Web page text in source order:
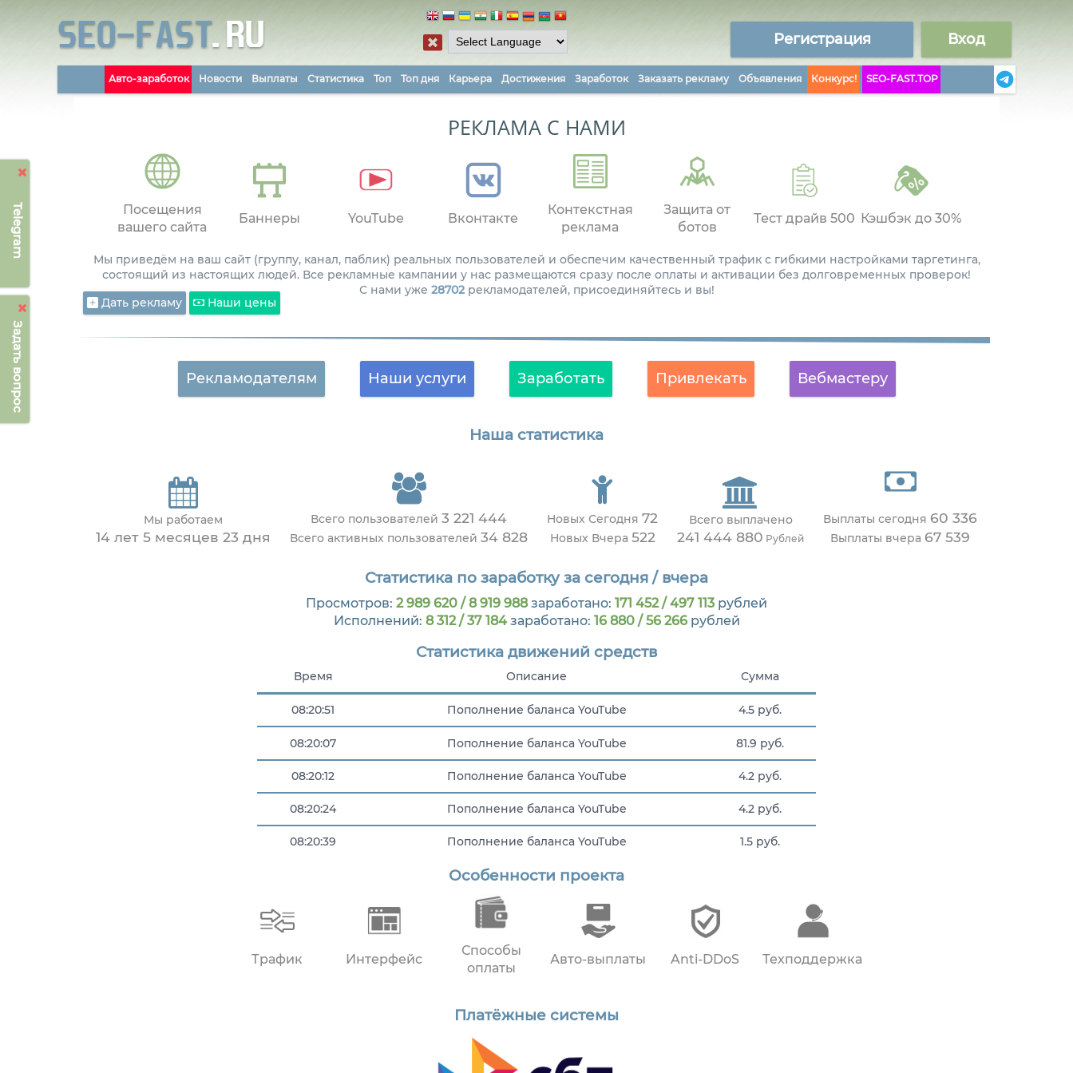
Telegram
Задать вопрос
Регистрация Вход
Авто-заработок Новости Выплаты Статистика Топ Топ дня Карьера Достижения Заработок Заказать рекламу Объявления Конкурс! SEO-FAST.TOP
РЕКЛАМА С НАМИ
Посещения
вашего сайта
Баннеры YouTube Вконтакте
Контекстная
реклама
Защита от
ботов
Тест драйв 500 Кэшбэк до 30%
Мы приведём на ваш сайт (группу, канал, паблик) реальных пользователей и обеспечим качественный трафик с гибкими настройками таргетинга,
состоящий из настоящих людей. Все рекламные кампании у нас размещаются сразу после оплаты и активации без долговременных проверок!
С нами уже 28702рекламодателей, присоединяйтесь и вы!
Дать рекламу
Наши цены
Рекламодателям Наши услуги Заработать Привлекать Вебмастеру
Наша статистика
Мы работаем
14 лет 5 месяцев 23 дня
Всего пользователей 3 221 444
Всего активных пользователей 34 828
Новых Сегодня 72
Новых Вчера 522
Всего выплачено
241 444 880 Рублей
Выплаты сегодня 60 336
Выплаты вчера 67 539
Статистика по заработку за сегодня / вчера
Просмотров: 2 989 620 / 8 919 988заработано: 171 452 / 497 113 рублей
Исполнений: 8 312 / 37 184заработано: 16 880 / 56 266рублей
Статистика движений средств
Время Описание Сумма
08:20:51 Пополнение баланса YouTube 4.5 руб.
08:20:07 Пополнение баланса YouTube 81.9 руб.
08:20:12 Пополнение баланса YouTube 4.2 руб.
08:20:24 Пополнение баланса YouTube 4.2 руб.
08:20:39 Пополнение баланса YouTube 1.5 руб.
Пополнение баланса YouTube
Особенности проекта
Трафик Интерфейс
Способы
оплаты
Авто-выплаты Anti-DDoS Техподдержка
Платёжные системы